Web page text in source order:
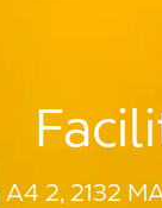
A4 2, 2132